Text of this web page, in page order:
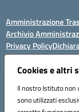
Cookies e altri
Il nostro Istituto non
sono utilizzati
Amministrazione
Archivio
Privacy Policy
Istituto Comprensivo
Via Cupa